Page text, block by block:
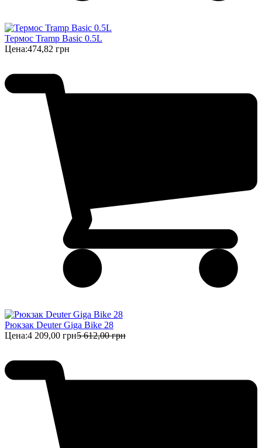
Термос Tramp Basic 0.5L
Цена:474,82 грн
Рюкзак Deuter Giga Bike 28
Цена:4 209,00 грн5 612,00 грн